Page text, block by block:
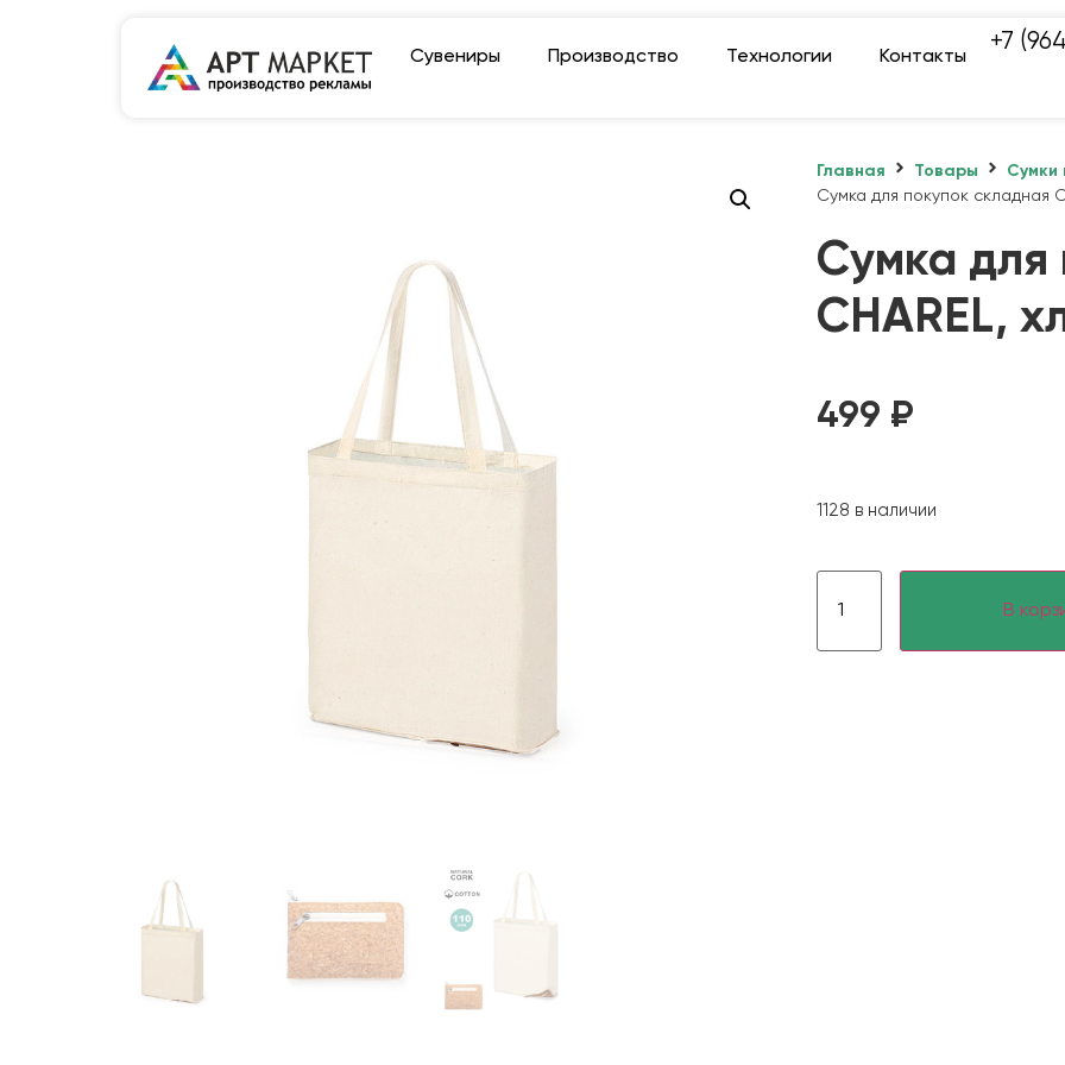
Сувениры Производство Технологии Контакты
+7
Главная Товары
Сумки
Сумка для покупок складная
Сумка для
CHAREL,
499 ₽
1128 в наличии
В